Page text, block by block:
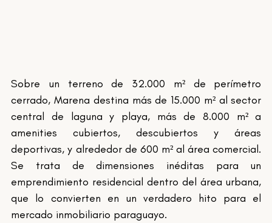
Sobre un terreno de 32.000 m² de perímetro
cerrado, Marena destina más de 15.000 m² al sector
central de laguna y playa, más de 8.000 m² a
amenities cubiertos, descubiertos y áreas
deportivas, y alrededor de 600 m² al área comercial.
Se trata de dimensiones inéditas para un
emprendimiento residencial dentro del área urbana,
que lo convierten en un verdadero hito para el
mercado inmobiliario paraguayo.